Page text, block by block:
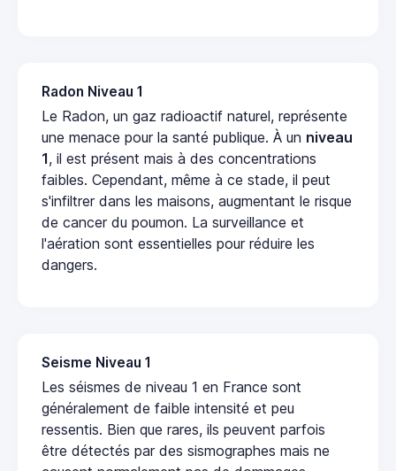
Radon Niveau 1
Le Radon, un gaz radioactif naturel, représente
une menace pour la santé publique. À un niveau
1, il est présent mais à des concentrations
faibles. Cependant, même à ce stade, il peut
s'infiltrer dans les maisons, augmentant le risque
de cancer du poumon. La surveillance et
l'aération sont essentielles pour réduire les
dangers.
Seisme Niveau 1
Les séismes de niveau 1 en France sont
généralement de faible intensité et peu
ressentis. Bien que rares, ils peuvent parfois
être détectés par des sismographes mais ne